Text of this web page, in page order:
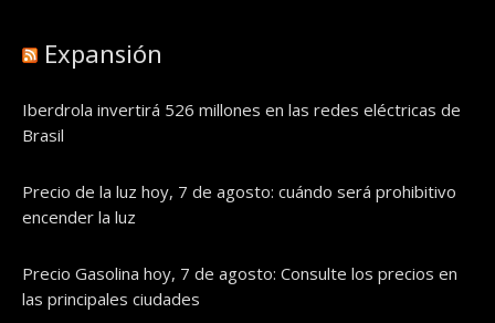
Expansión
Iberdrola invertirá 526 millones en las redes eléctricas de
Brasil
Precio de la luz hoy, 7 de agosto: cuándo será prohibitivo
encender la luz
Precio Gasolina hoy, 7 de agosto: Consulte los precios en
las principales ciudades